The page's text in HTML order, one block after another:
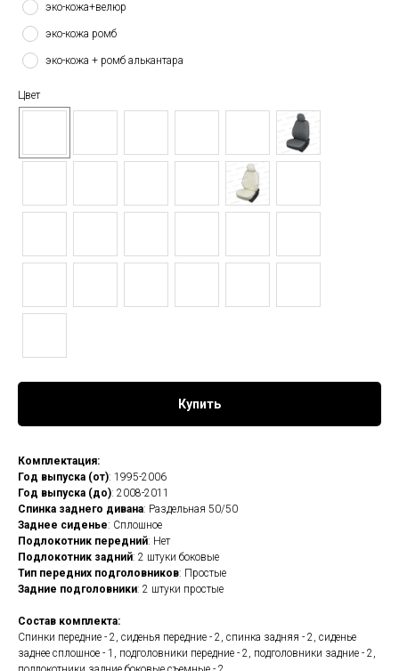
эко-кожа+велюр
эко-кожа ромб
эко-кожа + ромб алькантара
Цвет
Купить
Комплектация:
Год выпуска (от): 1995-2006
Год выпуска (до): 2008-2011
Спинка заднего дивана: Раздельная 50/50
Заднее сиденье: Сплошное
Подлокотник передний: Нет
Подлокотник задний: 2 штуки боковые
Тип передних подголовников: Простые
Задние подголовники: 2 штуки простые
Состав комплекта:
Спинки передние - 2, сиденья передние - 2, спинка задняя - 2, сиденье
заднее сплошное - 1, подголовники передние - 2, подголовники задние - 2,